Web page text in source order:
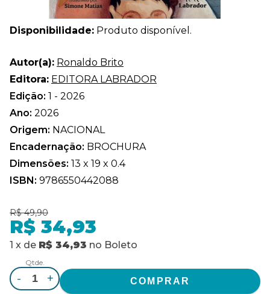
Disponibilidade: Produto disponível.
Autor(a): Ronaldo Brito
Editora: EDITORA LABRADOR
Edição: 1 - 2026
Ano: 2026
Origem: NACIONAL
Encadernação: BROCHURA
Dimensões: 13 x 19 x 0.4
ISBN: 9786550442088
R$ 49,90
R$ 34,93
1 x de R$ 34,93 no Boleto
Qtde.
- +